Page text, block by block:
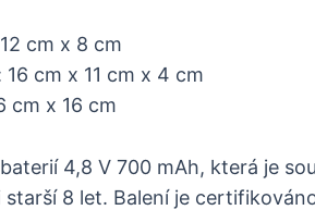
cm x 8 cm
cm x 11 cm x 4 cm
cm x 16 cm
4,8 V 700 mAh, která je
8 let. Balení je